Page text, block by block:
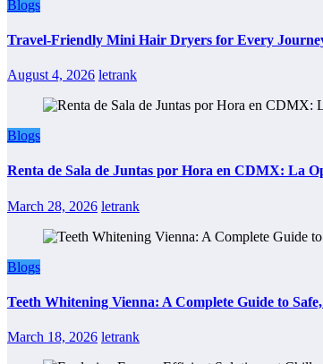
Blogs
Travel-Friendly Mini Hair Dryers for Every
August 4, 2026 letrank
Blogs
Renta de Sala de Juntas por Hora en CDMX: La
March 28, 2026 letrank
Blogs
Teeth Whitening Vienna: A Complete Guide to
March 18, 2026 letrank